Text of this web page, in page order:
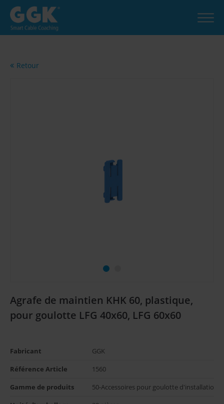
Retour
Agrafe de maintien KHK 60, plastique,
pour goulotte LFG 40x60, LFG 60x60
Fabricant GGK
Référence Article 1560
Gamme de produits 50-Accessoires pour goulotte d'installation